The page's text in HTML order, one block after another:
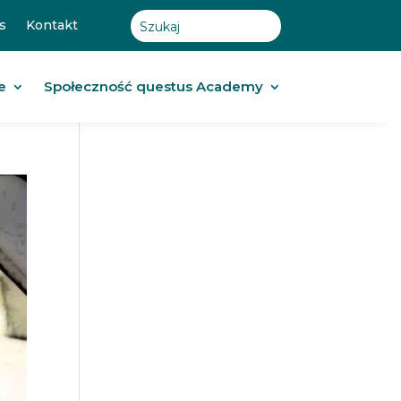
Kontakt
Społeczność questus Academy